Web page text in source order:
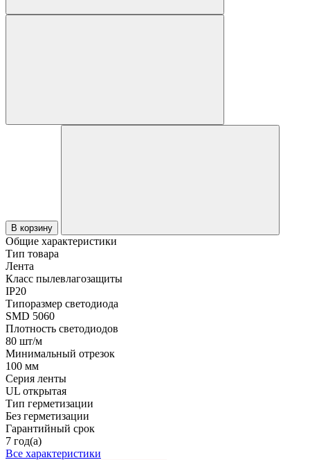
В корзину
Общие характеристики
Тип товара
Лента
Класс пылевлагозащиты
IP20
Типоразмер светодиода
SMD 5060
Плотность светодиодов
80 шт/м
Минимальный отрезок
100 мм
Серия ленты
UL открытая
Тип герметизации
Без герметизации
Гарантийный срок
7 год(а)
Все характеристики